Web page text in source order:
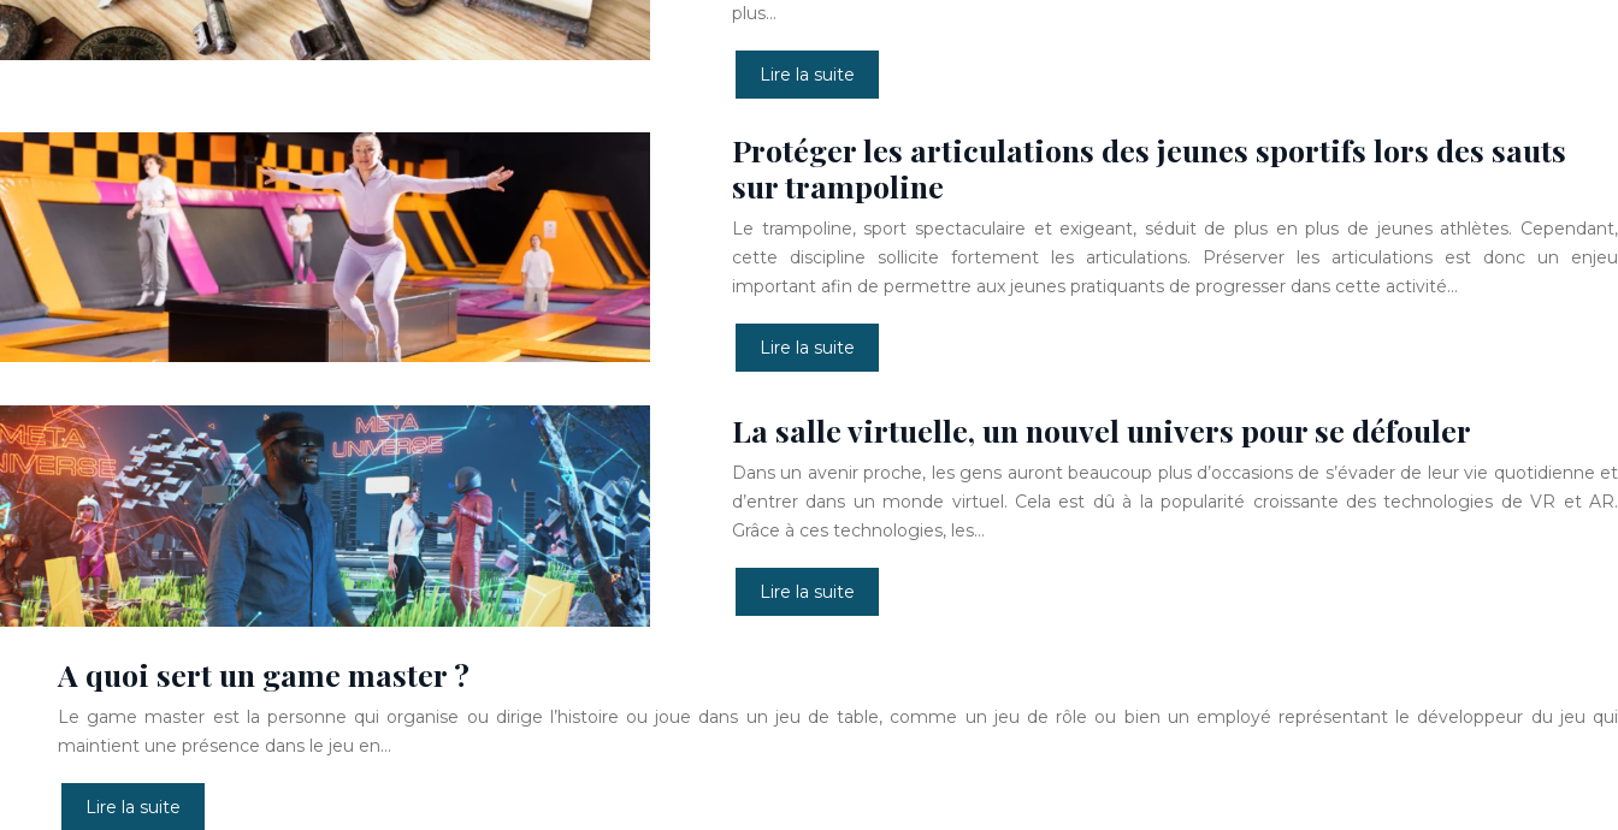
plus…
Lire la suite
Protéger les articulations des jeunes sportifs lors des sauts
sur trampoline
Le trampoline, sport spectaculaire et exigeant, séduit de plus en plus de jeunes athlètes. Cependant,
cette discipline sollicite fortement les articulations. Préserver les articulations est donc un enjeu
important afin de permettre aux jeunes pratiquants de progresser dans cette activité…
Lire la suite
La salle virtuelle, un nouvel univers pour se défouler
Dans un avenir proche, les gens auront beaucoup plus d’occasions de s’évader de leur vie quotidienne et
d’entrer dans un monde virtuel. Cela est dû à la popularité croissante des technologies de VR et AR.
Grâce à ces technologies, les…
Lire la suite
A quoi sert un game master ?
Le game master est la personne qui organise ou dirige l’histoire ou joue dans un jeu de table, comme un jeu de rôle ou bien un employé représentant le développeur du jeu qui
maintient une présence dans le jeu en…
Lire la suite